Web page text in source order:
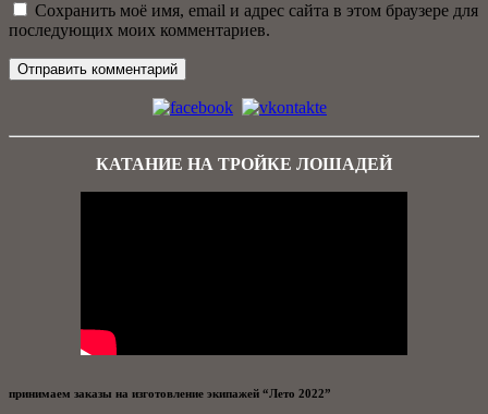
Сохранить моё имя, email и адрес сайта в этом браузере для
последующих моих комментариев.
КАТАНИЕ НА ТРОЙКЕ ЛОШАДЕЙ
принимаем заказы на изготовление экипажей “Лето 2022”